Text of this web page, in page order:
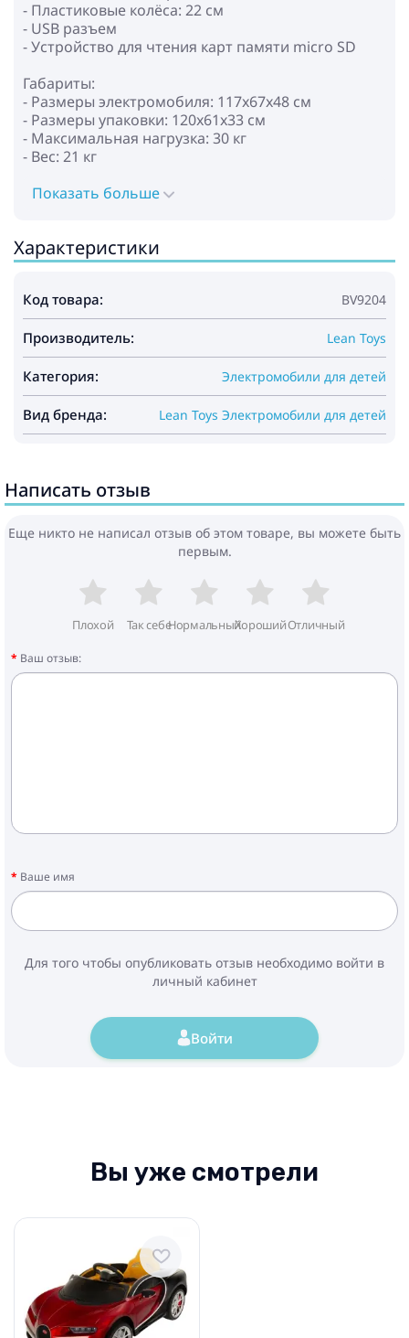
- Пластиковые колёса: 22 см
- USB разъем
- Устройство для чтения карт памяти micro SD
Габариты:
- Размеры электромобиля: 117x67x48 см
- Размеры упаковки: 120x61x33 см
- Максимальная нагрузка: 30 кг
- Вес: 21 кг
Показать больше
Характеристики
Код товара: BV9204
Производитель: Lean Toys
Категория: Электромобили для детей
Вид бренда: Lean Toys Электромобили для детей
Написать отзыв
Еще никто не написал отзыв об этом товаре, вы можете быть
первым.
Плохой Так себеНормальныйХорошийОтличный
Ваш отзыв:
Ваше имя
Для того чтобы опубликовать отзыв необходимо войти в
личный кабинет
Войти
Вы уже смотрели